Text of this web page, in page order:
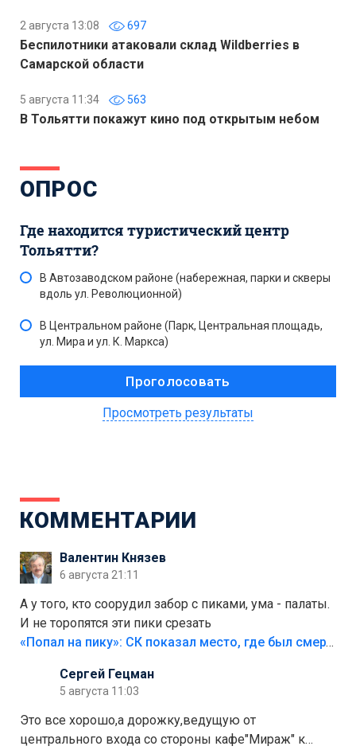
2 августа 13:08 697
Беспилотники атаковали склад Wildberries в
Самарской области
5 августа 11:34 563
В Тольятти покажут кино под открытым небом
ОПРОС
Где находится туристический центр
Тольятти?
В Автозаводском районе (набережная, парки и скверы
вдоль ул. Революционной)
В Центральном районе (Парк, Центральная площадь,
ул. Мира и ул. К. Маркса)
Просмотреть результаты
КОММЕНТАРИИ
Валентин Князев
6 августа 21:11
А у того, кто соорудил забор с пиками, ума - палаты.
И не торопятся эти пики срезать
«Попал на пику»: СК показал место, где был смертельно травмирован ребенок в Тольятти
Сергей Гецман
5 августа 11:03
Это все хорошо,а дорожку,ведущую от
центрального входа со стороны кафе"Мираж" к